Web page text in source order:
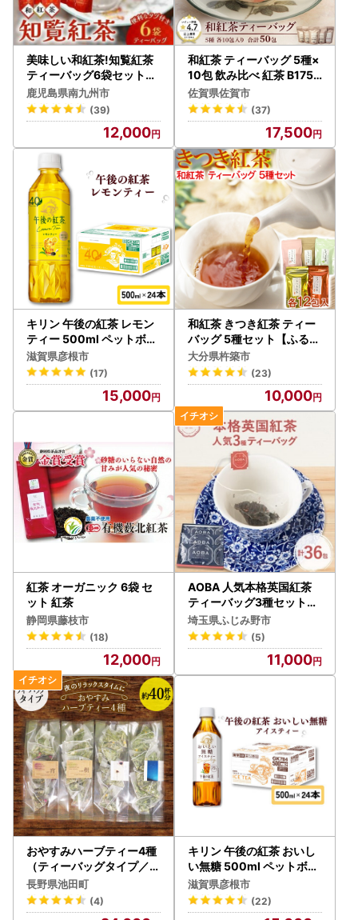
美味しい和紅茶!知覧紅茶
ティーバッグ6袋セット【
1185783】
鹿児島県南九州市
(39)
12,000
和紅茶 ティーバッグ 5種×
10包 飲み比べ 紅茶 B175-
011
佐賀県佐賀市
(37)
17,500
キリン 午後の紅茶 レモン
ティー 500ml ペットボト
ル × 24本 1ケース
滋賀県彦根市
(17)
15,000
和紅茶 きつき紅茶 ティー
バッグ 5種セット【ふるさ
と産業館】 国産 べにふう
き 桜 ハーブ レモン 飲み比
べ 受賞 ヌン活 癒し リラッ
クス 九州 大分県 ＜106-0
01＞
大分県杵築市
(23)
10,000
紅茶 オーガニック 6袋 セ
ット 紅茶
静岡県藤枝市
(18)
12,000
AOBA 人気本格英国紅茶
ティーバッグ3種セット【
1281709】
埼玉県ふじみ野市
(5)
11,000
おやすみハーブティー4種
（ティーバッグタイプ／4
0杯分）
長野県池田町
(4)
キリン 午後の紅茶 おいし
い無糖 500ml ペットボト
ル × 24本 1ケース 紅茶
滋賀県彦根市
(22)